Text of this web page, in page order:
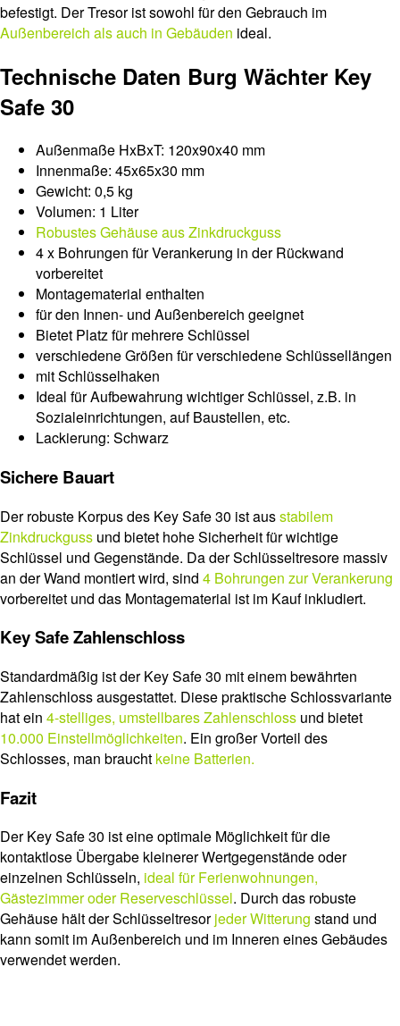
befestigt. Der Tresor ist sowohl für den Gebrauch im
Außenbereich als auch in Gebäuden ideal.
Technische Daten Burg Wächter Key
Safe 30
Außenmaße HxBxT: 120x90x40 mm
Innenmaße: 45x65x30 mm
Gewicht: 0,5 kg
Volumen: 1 Liter
Robustes Gehäuse aus Zinkdruckguss
4 x Bohrungen für Verankerung in der Rückwand
vorbereitet
Montagematerial enthalten
für den Innen- und Außenbereich geeignet
Bietet Platz für mehrere Schlüssel
verschiedene Größen für verschiedene Schlüssellängen
mit Schlüsselhaken
Ideal für Aufbewahrung wichtiger Schlüssel, z.B. in
Sozialeinrichtungen, auf Baustellen, etc.
Lackierung: Schwarz
Sichere Bauart
Der robuste Korpus des Key Safe 30 ist ausstabilem
Zinkdruckguss und bietet hohe Sicherheit für wichtige
Schlüssel und Gegenstände. Da der Schlüsseltresore massiv
an der Wand montiert wird, sind 4 Bohrungen zur Verankerung
vorbereitet und das Montagematerial ist im Kauf inkludiert.
Key Safe Zahlenschloss
Standardmäßig ist der Key Safe 30 mit einem bewährten
Zahlenschloss ausgestattet. Diese praktische Schlossvariante
hat ein 4-stelliges, umstellbares Zahlenschloss und bietet
10.000 Einstellmöglichkeiten. Ein großer Vorteil des
Schlosses, man braucht keine Batterien.
Fazit
Der Key Safe 30 ist eine optimale Möglichkeit für die
kontaktlose Übergabe kleinerer Wertgegenstände oder
einzelnen Schlüsseln, ideal für Ferienwohnungen,
Gästezimmer oder Reserveschlüssel. Durch das robuste
Gehäuse hält der Schlüsseltresorjeder Witterung stand und
kann somit im Außenbereich und im Inneren eines Gebäudes
verwendet werden.